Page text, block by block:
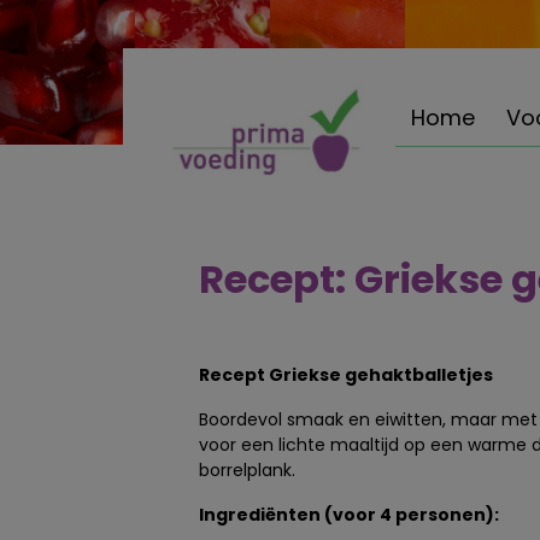
Home
Recept: Griekse
Recept Griekse gehaktballetjes
Boordevol smaak en eiwitten, maar
voor een lichte maaltijd op een warme
borrelplank.
Ingrediënten (voor 4 personen):